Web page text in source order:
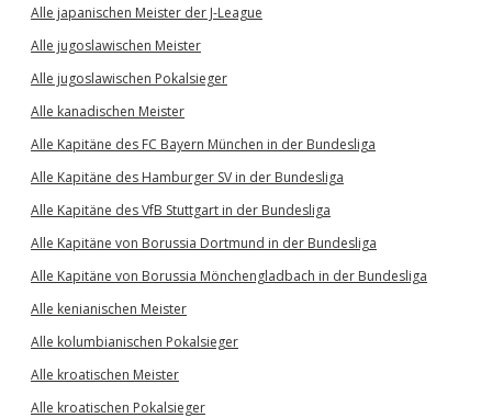
Alle japanischen Meister der J-League
Alle jugoslawischen Meister
Alle jugoslawischen Pokalsieger
Alle kanadischen Meister
Alle Kapitäne des FC Bayern München in der Bundesliga
Alle Kapitäne des Hamburger SV in der Bundesliga
Alle Kapitäne des VfB Stuttgart in der Bundesliga
Alle Kapitäne von Borussia Dortmund in der Bundesliga
Alle Kapitäne von Borussia Mönchengladbach in der Bundesliga
Alle kenianischen Meister
Alle kolumbianischen Pokalsieger
Alle kroatischen Meister
Alle kroatischen Pokalsieger